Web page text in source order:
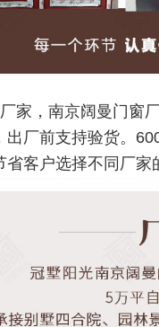
家，南京阔曼门窗
厂前支持验货。
客户选择不同厂家